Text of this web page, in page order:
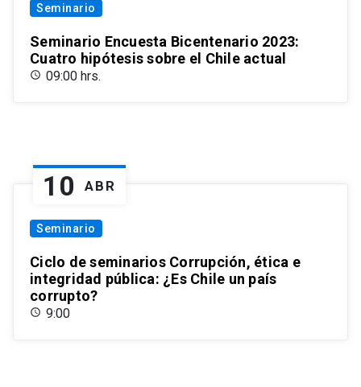
Seminario
Seminario Encuesta Bicentenario 2023:
Cuatro hipótesis sobre el Chile actual
09:00 hrs.
10 ABR
Seminario
Ciclo de seminarios Corrupción, ética e
integridad pública: ¿Es Chile un país
corrupto?
9:00